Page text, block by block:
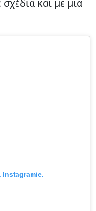
και με μια
Instagramie.